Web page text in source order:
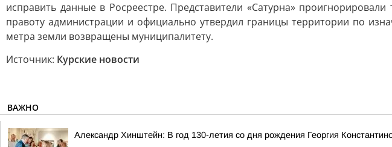
исправить данные в Росреестре. Представители «Сатурна»
правоту администрации и официально утвердил границы территории по
метра земли возвращены муниципалитету.
Источник: Курские новости
ВАЖНО
Александр Хинштейн: В год 130-летия со дня рождения Георгия